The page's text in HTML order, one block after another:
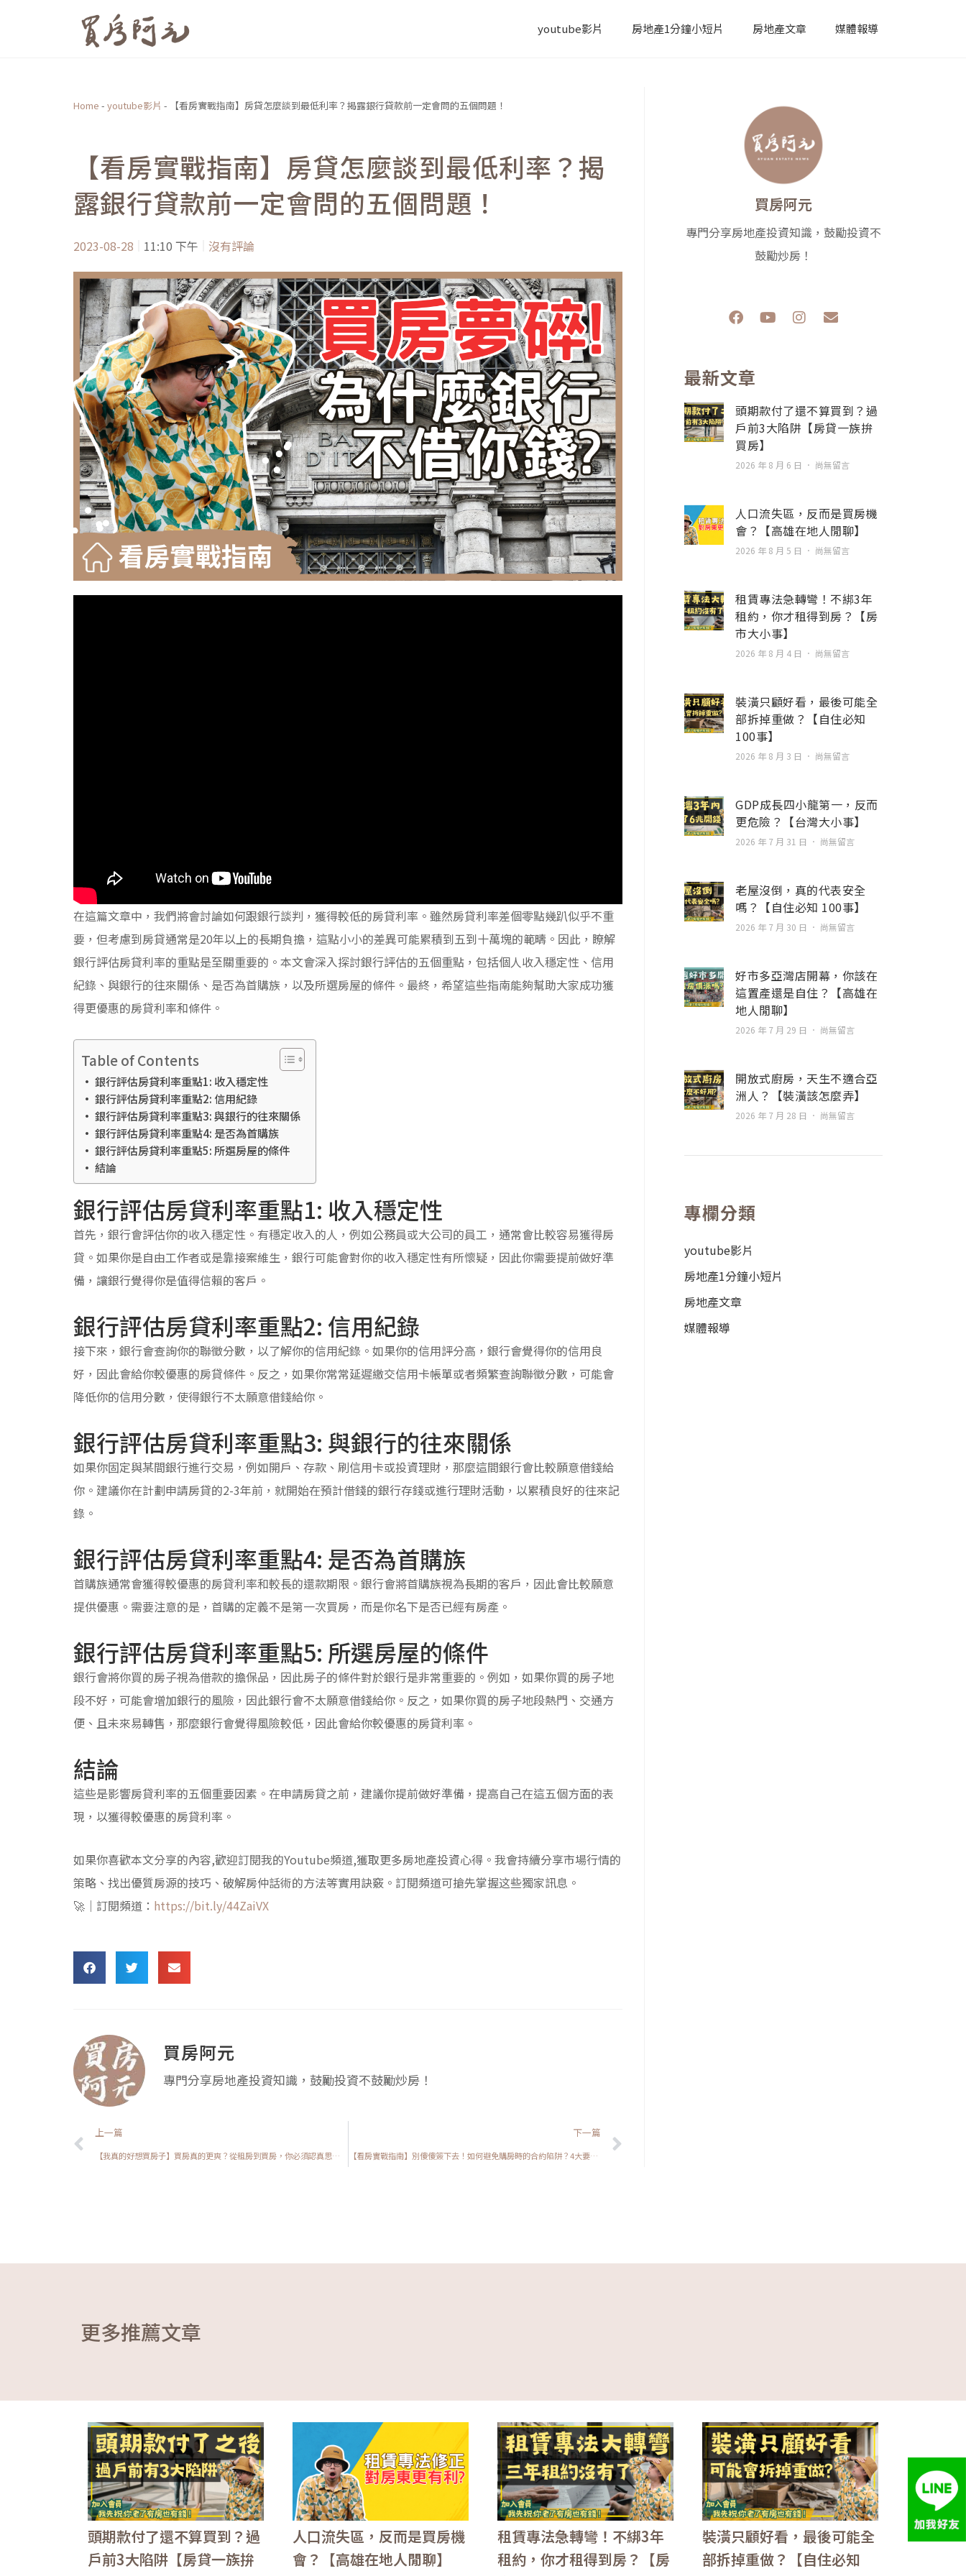
youtube影片 房地產1分鐘小短片 房地產文章 媒體報導
Home - youtube影片 - 【看房實戰指南】房貸怎麼談到最低利率？揭露銀行貸款前一定會問的五個問題！
【看房實戰指南】房貸怎麼談到最低利率？揭
露銀行貸款前一定會問的五個問題！
2023-08-28 11:10 下午 沒有評論
在這篇文章中，我們將會討論如何跟銀行談判，獲得較低的房貸利率。雖然房貸利率差個零點幾趴似乎不重
要，但考慮到房貸通常是20年以上的長期負擔，這點小小的差異可能累積到五到十萬塊的範疇。因此，瞭解
銀行評估房貸利率的重點是至關重要的。本文會深入探討銀行評估的五個重點，包括個人收入穩定性、信用
紀錄、與銀行的往來關係、是否為首購族，以及所選房屋的條件。最終，希望這些指南能夠幫助大家成功獲
得更優惠的房貸利率和條件。
Table of Contents
銀行評估房貸利率重點1: 收入穩定性
銀行評估房貸利率重點2: 信用紀錄
銀行評估房貸利率重點3: 與銀行的往來關係
銀行評估房貸利率重點4: 是否為首購族
銀行評估房貸利率重點5: 所選房屋的條件
結論
銀行評估房貸利率重點1: 收入穩定性
首先，銀行會評估你的收入穩定性。有穩定收入的人，例如公務員或大公司的員工，通常會比較容易獲得房
貸。如果你是自由工作者或是靠接案維生，銀行可能會對你的收入穩定性有所懷疑，因此你需要提前做好準
備，讓銀行覺得你是值得信賴的客戶。
銀行評估房貸利率重點2: 信用紀錄
接下來，銀行會查詢你的聯徵分數，以了解你的信用紀錄。如果你的信用評分高，銀行會覺得你的信用良
好，因此會給你較優惠的房貸條件。反之，如果你常常延遲繳交信用卡帳單或者頻繁查詢聯徵分數，可能會
降低你的信用分數，使得銀行不太願意借錢給你。
銀行評估房貸利率重點3: 與銀行的往來關係
如果你固定與某間銀行進行交易，例如開戶、存款、刷信用卡或投資理財，那麼這間銀行會比較願意借錢給
你。建議你在計劃申請房貸的2-3年前，就開始在預計借錢的銀行存錢或進行理財活動，以累積良好的往來記
錄。
銀行評估房貸利率重點4: 是否為首購族
首購族通常會獲得較優惠的房貸利率和較長的還款期限。銀行會將首購族視為長期的客戶，因此會比較願意
提供優惠。需要注意的是，首購的定義不是第一次買房，而是你名下是否已經有房產。
銀行評估房貸利率重點5: 所選房屋的條件
銀行會將你買的房子視為借款的擔保品，因此房子的條件對於銀行是非常重要的。例如，如果你買的房子地
段不好，可能會增加銀行的風險，因此銀行會不太願意借錢給你。反之，如果你買的房子地段熱門、交通方
便、且未來易轉售，那麼銀行會覺得風險較低，因此會給你較優惠的房貸利率。
結論
這些是影響房貸利率的五個重要因素。在申請房貸之前，建議你提前做好準備，提高自己在這五個方面的表
現，以獲得較優惠的房貸利率。
如果你喜歡本文分享的內容,歡迎訂閱我的Youtube頻道,獲取更多房地產投資心得。我會持續分享市場行情的
策略、找出優質房源的技巧、破解房仲話術的方法等實用訣竅。訂閱頻道可搶先掌握这些獨家訊息。
🚀｜訂閱頻道： https://bit.ly/44ZaiVX
買房阿元
專門分享房地產投資知識，鼓勵投資不鼓勵炒房！
上一頁
上一篇
【我真的好想買房子】買房真的更爽？從租房到買房，你必須認真思考的四件事情！
下一篇
【看房實戰指南】別傻傻簽下去！如何避免購房時的合約陷阱？4大要點要注意
買房阿元
專門分享房地產投資知識，鼓勵投資不
鼓勵炒房！
F
a
b
o
o
k
Y
o
e
I
n
r
a
m
E
n
p
e
最新文章
頭期款付了還不算買到？過
戶前3大陷阱【房貸一族拚
買房】
2026 年 8 月 6 日 尚無留言
人口流失區，反而是買房機
會？【高雄在地人閒聊】
2026 年 8 月 5 日 尚無留言
租賃專法急轉彎！不綁3年
租約，你才租得到房？【房
市大小事】
2026 年 8 月 4 日 尚無留言
裝潢只顧好看，最後可能全
部拆掉重做？【自住必知
100事】
2026 年 8 月 3 日 尚無留言
GDP成長四小龍第一，反而
更危險？【台灣大小事】
2026 年 7 月 31 日 尚無留言
老屋沒倒，真的代表安全
嗎？【自住必知 100事】
2026 年 7 月 30 日 尚無留言
好市多亞灣店開幕，你該在
這置產還是自住？【高雄在
地人閒聊】
2026 年 7 月 29 日 尚無留言
開放式廚房，天生不適合亞
洲人？【裝潢該怎麼弄】
2026 年 7 月 28 日 尚無留言
專欄分類
youtube影片
房地產1分鐘小短片
房地產文章
媒體報導
更多推薦文章
頭期款付了還不算買到？過
戶前3大陷阱【房貸一族拚
人口流失區，反而是買房機
會？【高雄在地人閒聊】
租賃專法急轉彎！不綁3年
租約，你才租得到房？【房
裝潢只顧好看，最後可能全
部拆掉重做？【自住必知